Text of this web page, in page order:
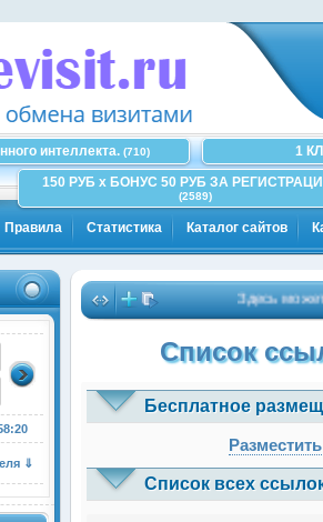
интеллекта. (710)
1
150 РУБ x БОНУС 50 РУБ ЗА
(2589)
Правила Статистика Каталог сайтов
⇓
Здесь может
Список
Бесплатное
Список всех